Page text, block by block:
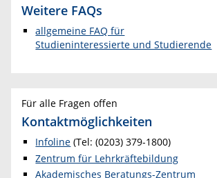
Weitere FAQs
allgemeine FAQ für
Studieninteressierte und Studierende
Für alle Fragen offen
Kontaktmöglichkeiten
Infoline (Tel: (0203) 379-1800)
Zentrum für Lehrkräftebildung
Akademisches Beratungs-Zentrum